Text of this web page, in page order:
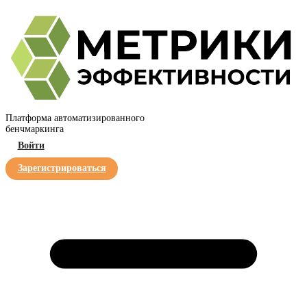
Платформа автоматизированного
бенчмаркинга
Войти
Зарегистрироваться